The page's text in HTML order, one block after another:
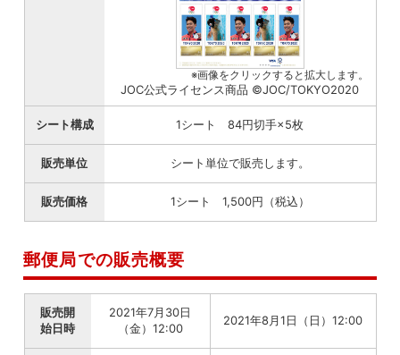
※画像をクリックすると拡大します。
JOC公式ライセンス商品 ©JOC/TOKYO2020
シート構成 1シート 84円切手×5枚
販売単位 シート単位で販売します。
販売価格 1シート 1,500円（税込）
郵便局での販売概要
販売開
始日時
2021年7月30日
（金）12:00
2021年8月1日（日）12:00